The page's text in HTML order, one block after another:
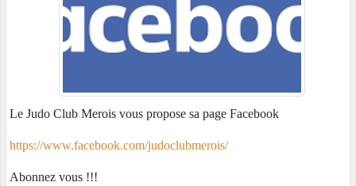
Le Judo Club Merois vous propose sa page Facebook
https://www.facebook.com/judoclubmerois/
Abonnez vous !!!